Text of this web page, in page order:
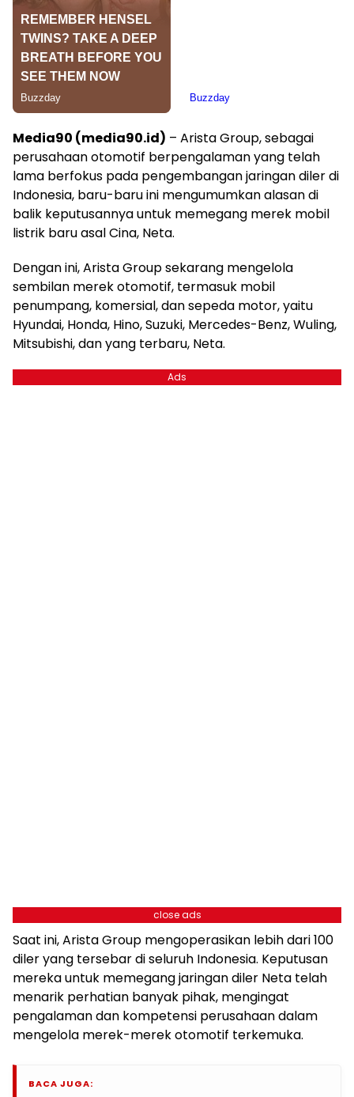
Media90 (media90.id) – Arista Group, sebagai
perusahaan otomotif berpengalaman yang telah
lama berfokus pada pengembangan jaringan diler di
Indonesia, baru-baru ini mengumumkan alasan di
balik keputusannya untuk memegang merek mobil
listrik baru asal Cina, Neta.
Dengan ini, Arista Group sekarang mengelola
sembilan merek otomotif, termasuk mobil
penumpang, komersial, dan sepeda motor, yaitu
Hyundai, Honda, Hino, Suzuki, Mercedes-Benz, Wuling,
Mitsubishi, dan yang terbaru, Neta.
Ads
close ads
Saat ini, Arista Group mengoperasikan lebih dari 100
diler yang tersebar di seluruh Indonesia. Keputusan
mereka untuk memegang jaringan diler Neta telah
menarik perhatian banyak pihak, mengingat
pengalaman dan kompetensi perusahaan dalam
mengelola merek-merek otomotif terkemuka.
BACA JUGA: